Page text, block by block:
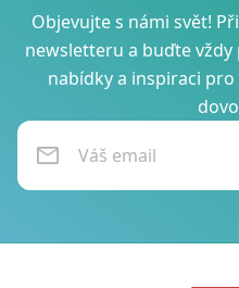
Objevujte s námi svět!
newsletteru a buďte
nabídky a inspiraci